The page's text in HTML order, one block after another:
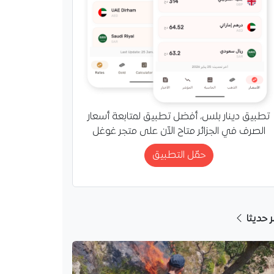
تطبيق دينار بلس، أفضل تطبيق لمتابعة أسعار
الصرف في الجزائر متاح الآن على متجر غوغل
حمّل التطبيق
حديثا